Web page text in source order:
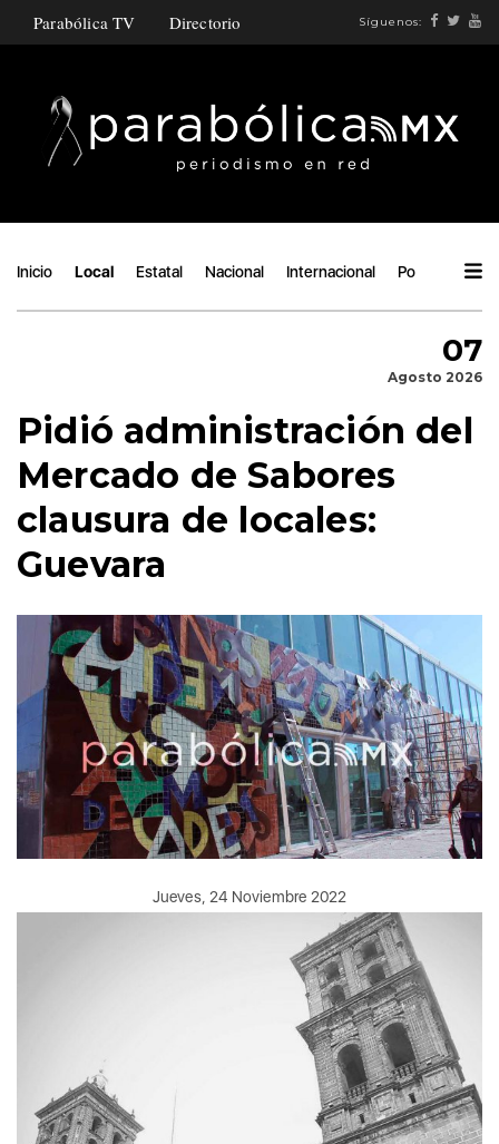
Parabólica TV Directorio Síguenos:
Inicio Local Estatal Nacional Internacional Política
07
Agosto 2026
Pidió administración del
Mercado de Sabores
clausura de locales:
Guevara
Jueves, 24 Noviembre 2022